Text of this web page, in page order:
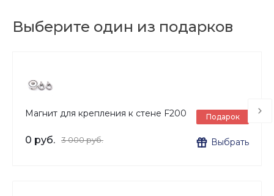
Выберите один из подарков
Магнит для крепления к стене F200
0 руб. 3 000 руб.
Подарок
Выбрать